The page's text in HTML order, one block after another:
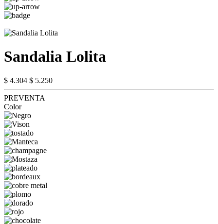
Sandalia Lolita
$ 4.304 $ 5.250
PREVENTA
Color